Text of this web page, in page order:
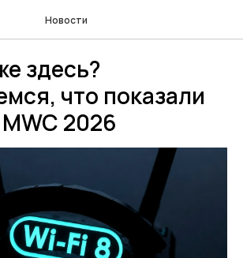
Новости
здесь?
что показали
2026